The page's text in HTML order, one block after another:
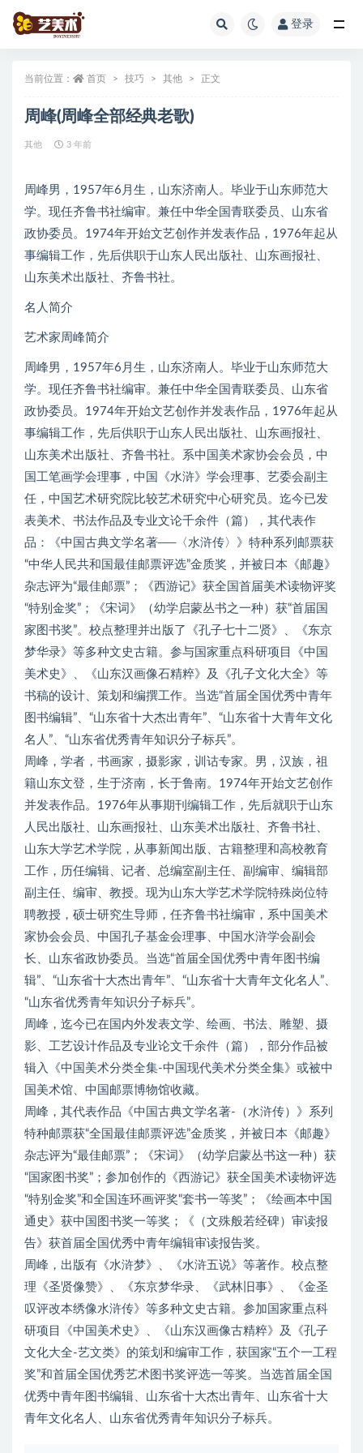
登录
当前位置： 首页 技巧 其他 正文
周峰(周峰全部经典老歌)
其他 3 年前
周峰男，1957年6月生，山东济南人。毕业于山东师范大
学。现任齐鲁书社编审。兼任中华全国青联委员、山东省
政协委员。1974年开始文艺创作并发表作品，1976年起从
事编辑工作，先后供职于山东人民出版社、山东画报社、
山东美术出版社、齐鲁书社。
名人简介
艺术家周峰简介
周峰男，1957年6月生，山东济南人。毕业于山东师范大
学。现任齐鲁书社编审。兼任中华全国青联委员、山东省
政协委员。1974年开始文艺创作并发表作品，1976年起从
事编辑工作，先后供职于山东人民出版社、山东画报社、
山东美术出版社、齐鲁书社。系中国美术家协会会员，中
国工笔画学会理事，中国《水浒》学会理事、艺委会副主
任，中国艺术研究院比较艺术研究中心研究员。迄今已发
表美术、书法作品及专业文论千余件（篇），其代表作
品：《中国古典文学名著──〈水浒传〉》特种系列邮票获
“中华人民共和国最佳邮票评选”金质奖，并被日本《邮趣》
杂志评为“最佳邮票”；《西游记》获全国首届美术读物评奖
“特别金奖”；《宋词》（幼学启蒙丛书之一种）获“首届国
家图书奖”。校点整理并出版了《孔子七十二贤》、《东京
梦华录》等多种文史古籍。参与国家重点科研项目《中国
美术史》、《山东汉画像石精粹》及《孔子文化大全》等
书稿的设计、策划和编撰工作。当选“首届全国优秀中青年
图书编辑”、“山东省十大杰出青年”、“山东省十大青年文化
名人”、“山东省优秀青年知识分子标兵”。
周峰，学者，书画家，摄影家，训诂专家。男，汉族，祖
籍山东文登，生于济南，长于鲁南。1974年开始文艺创作
并发表作品。1976年从事期刊编辑工作，先后就职于山东
人民出版社、山东画报社、山东美术出版社、齐鲁书社、
山东大学艺术学院，从事新闻出版、古籍整理和高校教育
工作，历任编辑、记者、总编室副主任、副编审、编辑部
副主任、编审、教授。现为山东大学艺术学院特殊岗位特
聘教授，硕士研究生导师，任齐鲁书社编审，系中国美术
家协会会员、中国孔子基金会理事、中国水浒学会副会
长、山东省政协委员。当选“首届全国优秀中青年图书编
辑”、“山东省十大杰出青年”、“山东省十大青年文化名人”、
“山东省优秀青年知识分子标兵”。
周峰，迄今已在国内外发表文学、绘画、书法、雕塑、摄
影、工艺设计作品及专业论文千余件（篇），部分作品被
辑入《中国美术分类全集-中国现代美术分类全集》或被中
国美术馆、中国邮票博物馆收藏。
周峰，其代表作品《中国古典文学名著-（水浒传）》系列
特种邮票获“全国最佳邮票评选”金质奖，并被日本《邮趣》
杂志评为“最佳邮票”；《宋词》（幼学启蒙丛书这一种）获
“国家图书奖”；参加创作的《西游记》获全国美术读物评选
“特别金奖”和全国连环画评奖“套书一等奖”；《绘画本中国
通史》获中国图书奖一等奖；《（文殊般若经碑）审读报
告》获首届全国优秀中青年编辑审读报告奖。
周峰，出版有《水浒梦》、《水浒五说》等著作。校点整
理《圣贤像赞》、《东京梦华录、《武林旧事》、《金圣
叹评改本绣像水浒传》等多种文史古籍。参加国家重点科
研项目《中国美术史》、《山东汉画像古精粹》及《孔子
文化大全-艺文类》的策划和编审工作，获国家“五个一工程
奖”和首届全国优秀艺术图书奖评选一等奖。当选首届全国
优秀中青年图书编辑、山东省十大杰出青年、山东省十大
青年文化名人、山东省优秀青年知识分子标兵。